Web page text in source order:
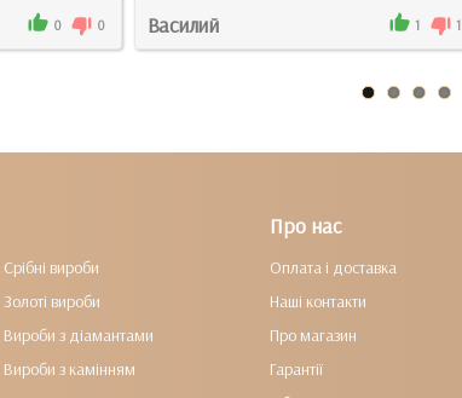
0 0 Василий 1 1
Срібні вироби
Золоті вироби
Вироби з діамантами
Вироби з камінням
Про нас
Оплата і доставка
Наші контакти
Про магазин
Гарантії